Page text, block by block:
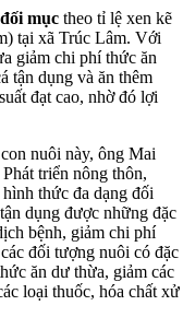
mục theo tỉ lệ xen kẽ
tại xã Trúc Lâm. Với
giảm chi phí thức ăn
tận dụng và ăn thêm
đạt cao, nhờ đó lợi
nuôi này, ông Mai
triển nông thôn,
thức đa dạng đối
dụng được những đặc
bệnh, giảm chi phí
đối tượng nuôi có đặc
ăn dư thừa, giảm các
loại thuốc, hóa chất xử